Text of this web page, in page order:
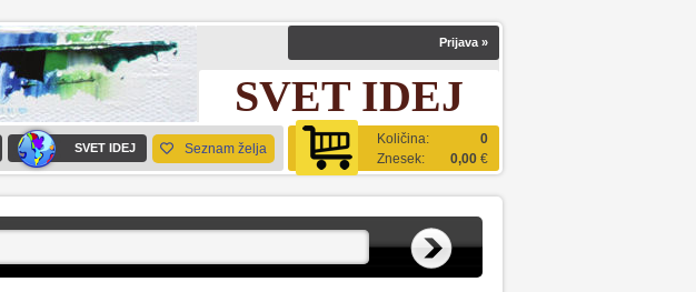
Prijava »
SVET IDEJ
Količina:
0
Znesek:
0,00 €
SVET IDEJ Seznam želja